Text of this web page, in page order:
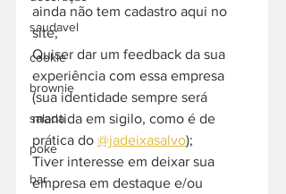
saudavel
cookie
brownie
salada
poke
bar
ainda não tem cadastro aqui no
site;
Quiser dar um feedback da sua
experiência com essa empresa
(sua identidade sempre será
mantida em sigilo, como é de
prática do @jadeixasalvo);
Tiver interesse em deixar sua
empresa em destaque e/ou